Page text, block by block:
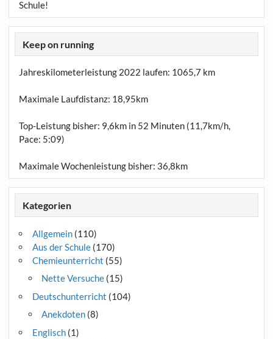
Schule!
Keep on running
Jahreskilometerleistung 2022 laufen: 1065,7 km
Maximale Laufdistanz: 18,95km
Top-Leistung bisher: 9,6km in 52 Minuten (11,7km/h,
Pace: 5:09)
Maximale Wochenleistung bisher: 36,8km
Kategorien
Allgemein(110)
Aus der Schule(170)
Chemieunterricht (55)
Nette Versuche(15)
Deutschunterricht (104)
Anekdoten(8)
Englisch(1)